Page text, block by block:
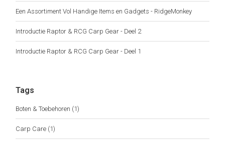
Een Assortiment Vol Handige Items en Gadgets - RidgeMonkey
Introductie Raptor & RCG Carp Gear - Deel 2
Introductie Raptor & RCG Carp Gear - Deel 1
Tags
Boten & Toebehoren (1)
Carp Care (1)